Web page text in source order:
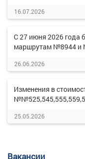
16.07.2026
С 27 июня 2026 года
маршрутам №8944 и
26.06.2026
Изменения в
25.05.2026
Вакансии